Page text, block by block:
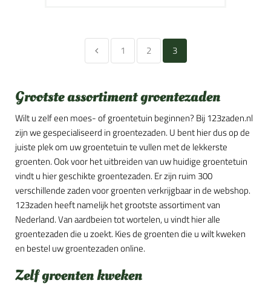
1 2 3
Grootste assortiment groentezaden
Wilt u zelf een moes- of groentetuin beginnen? Bij 123zaden.nl
zijn we gespecialiseerd in groentezaden. U bent hier dus op de
juiste plek om uw groentetuin te vullen met de lekkerste
groenten. Ook voor het uitbreiden van uw huidige groentetuin
vindt u hier geschikte groentezaden. Er zijn ruim 300
verschillende zaden voor groenten verkrijgbaar in de webshop.
123zaden heeft namelijk het grootste assortiment van
Nederland. Van aardbeien tot wortelen, u vindt hier alle
groentezaden die u zoekt. Kies de groenten die u wilt kweken
en bestel uw groentezaden online.
Zelf groenten kweken